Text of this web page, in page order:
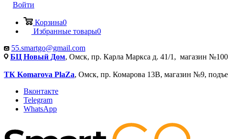
Войти
Корзина0
Избранные товары0
55.smartgo@gmail.com
БЦ Новый Дом, Омск, пр. Карла Маркса д. 41/1, магазин
ТК Komarova PlaZa, Омск, пр. Комарова 13В, магазин №9,
Вконтакте
Telegram
WhatsApp